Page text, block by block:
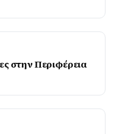
στην Περιφέρεια